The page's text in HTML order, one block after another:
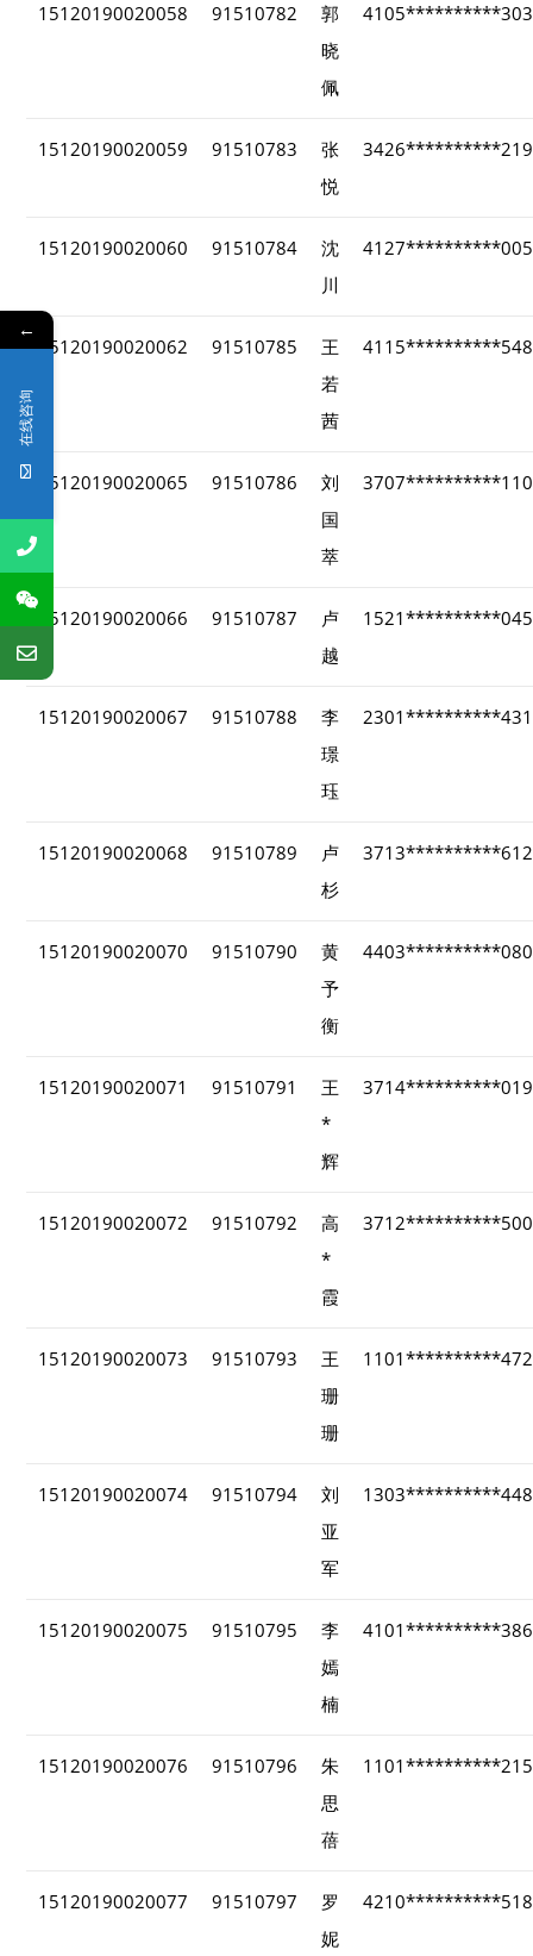
15120190020058 91510782
郭
晓
佩
15120190020059 91510783
张
悦
15120190020060 91510784
沈
川
15120190020062 91510785
王
若
茜
15120190020065 91510786
刘
国
萃
15120190020066 91510787
卢
越
15120190020067 91510788
李
璟
珏
15120190020068 91510789
卢
杉
15120190020070 91510790
黄
予
衡
15120190020071 91510791
王
*
辉
15120190020072 91510792
高
*
霞
15120190020073 91510793
王
珊
珊
15120190020074 91510794
刘
亚
军
15120190020075 91510795
李
嫣
楠
15120190020076 91510796
朱
思
蓓
15120190020077 91510797
罗
妮
←
在线咨询